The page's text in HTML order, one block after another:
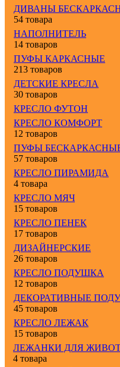
ДИВАНЫ
54 товара
НАПОЛНИТЕЛЬ
14 товаров
ПУФЫ КАРКАСНЫЕ
213 товаров
ДЕТСКИЕ КРЕСЛА
30 товаров
КРЕСЛО ФУТОН
КРЕСЛО КОМФОРТ
12 товаров
ПУФЫ
57 товаров
КРЕСЛО ПИРАМИДА
4 товара
КРЕСЛО МЯЧ
15 товаров
КРЕСЛО ПЕНЕК
17 товаров
ДИЗАЙНЕРСКИЕ
26 товаров
КРЕСЛО ПОДУШКА
12 товаров
ДЕКОРАТИВНЫЕ
45 товаров
КРЕСЛО ЛЕЖАК
15 товаров
ЛЕЖАНКИ ДЛЯ
4 товара